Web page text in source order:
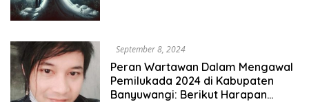
September 8, 2024
Peran Wartawan Dalam Mengawal
Pemilukada 2024 di Kabupaten
Banyuwangi: Berikut Harapan